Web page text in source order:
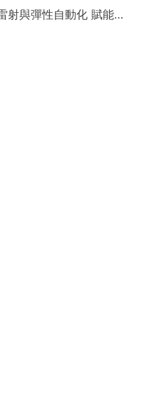
射與彈性自動化 賦能智